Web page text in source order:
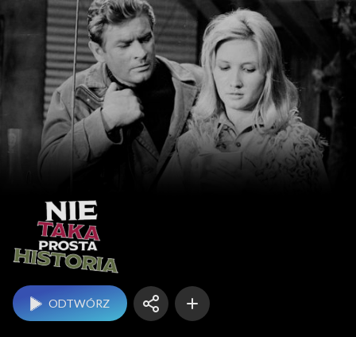
Nie taka prosta historia
ODTWÓRZ